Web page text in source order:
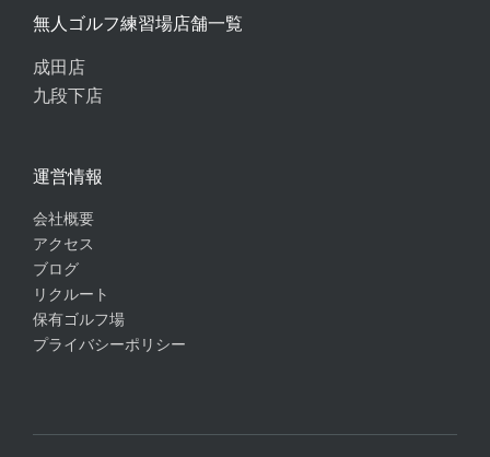
無人ゴルフ練習場店舗一覧
成田店
九段下店
運営情報
会社概要
アクセス
ブログ
リクルート
保有ゴルフ場
プライバシーポリシー